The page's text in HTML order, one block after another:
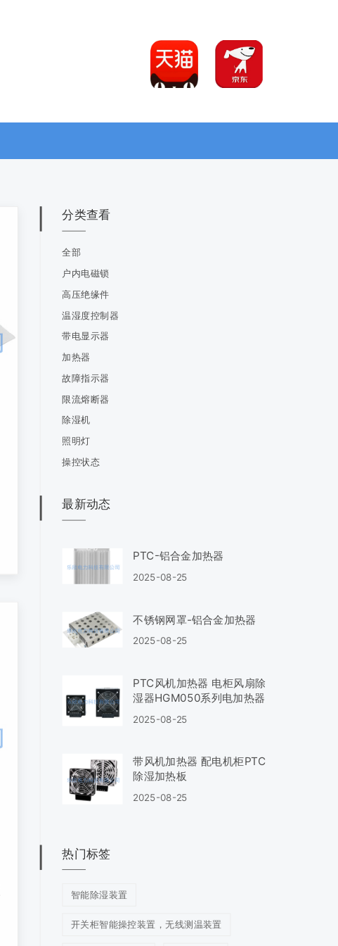
分类查看
全部
户内电磁锁
高压绝缘件
温湿度控制器
带电显示器
加热器
故障指示器
限流熔断器
除湿机
照明灯
操控状态
最新动态
PTC-铝合金加热器
2025-08-25
不锈钢网罩-铝合金加热器
2025-08-25
PTC风机加热器 电柜风扇除
湿器HGM050系列电加热器
2025-08-25
带风机加热器 配电机柜PTC
除湿加热板
2025-08-25
热门标签
智能除湿装置
开关柜智能操控装置，无线测温装置